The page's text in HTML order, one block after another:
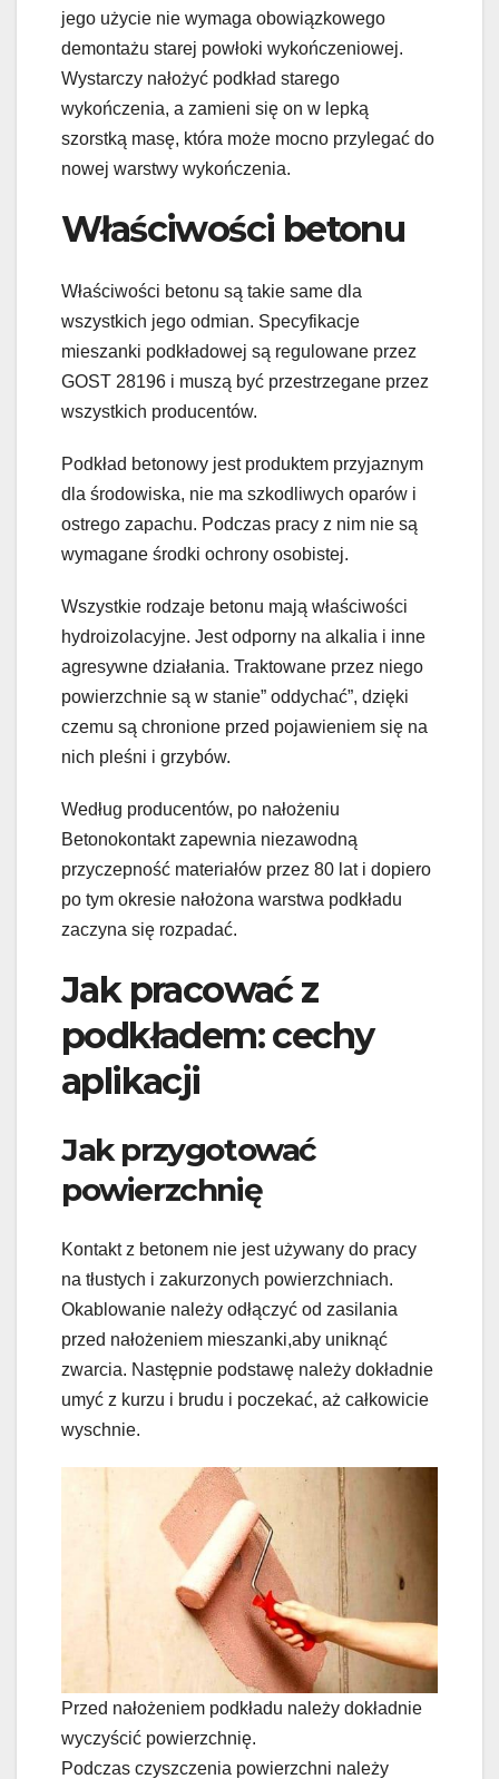
jego użycie nie wymaga obowiązkowego
demontażu starej powłoki wykończeniowej.
Wystarczy nałożyć podkład starego
wykończenia, a zamieni się on w lepką
szorstką masę, która może mocno przylegać do
nowej warstwy wykończenia.
Właściwości betonu
Właściwości betonu są takie same dla
wszystkich jego odmian. Specyfikacje
mieszanki podkładowej są regulowane przez
GOST 28196 i muszą być przestrzegane przez
wszystkich producentów.
Podkład betonowy jest produktem przyjaznym
dla środowiska, nie ma szkodliwych oparów i
ostrego zapachu. Podczas pracy z nim nie są
wymagane środki ochrony osobistej.
Wszystkie rodzaje betonu mają właściwości
hydroizolacyjne. Jest odporny na alkalia i inne
agresywne działania. Traktowane przez niego
powierzchnie są w stanie” oddychać”, dzięki
czemu są chronione przed pojawieniem się na
nich pleśni i grzybów.
Według producentów, po nałożeniu
Betonokontakt zapewnia niezawodną
przyczepność materiałów przez 80 lat i dopiero
po tym okresie nałożona warstwa podkładu
zaczyna się rozpadać.
Jak pracować z
podkładem: cechy
aplikacji
Jak przygotować
powierzchnię
Kontakt z betonem nie jest używany do pracy
na tłustych i zakurzonych powierzchniach.
Okablowanie należy odłączyć od zasilania
przed nałożeniem mieszanki,aby uniknąć
zwarcia. Następnie podstawę należy dokładnie
umyć z kurzu i brudu i poczekać, aż całkowicie
wyschnie.
Przed nałożeniem podkładu należy dokładnie
wyczyścić powierzchnię.
Podczas czyszczenia powierzchni należy